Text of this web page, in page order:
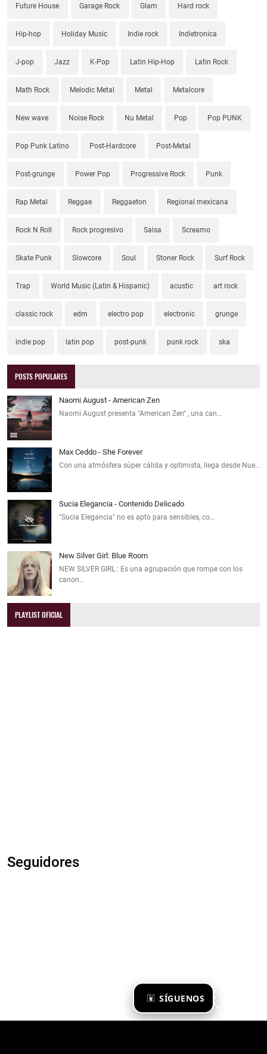
SÍGUENOS
Future House Garage Rock Glam Hard rock
Hip-hop Holiday Music Indie rock Indietronica
J-pop Jazz K-Pop Latin Hip-Hop Latin Rock
Math Rock Melodic Metal Metal Metalcore
New wave Noise Rock Nu Metal Pop Pop PUNK
Pop Punk Latino Post-Hardcore Post-Metal
Post-grunge Power Pop Progressive Rock Punk
Rap Metal Reggae Reggaeton Regional mexicana
Rock N Roll Rock progresivo Salsa Screamo
Skate Punk Slowcore Soul Stoner Rock Surf Rock
Trap World Music (Latin & Hispanic) acustic art rock
classic rock edm electro pop electronic grunge
indie pop latin pop post-punk punk rock ska
POSTS POPULARES
Naomi August - American Zen
Naomi August presenta "American Zen" , una can…
Max Ceddo - She Forever
Con una atmósfera súper cálida y optimista, llega desde Nue…
Sucia Elegancia - Contenido Delicado
"Sucia Elegancia" no es apto para sensibles, co…
New Silver Girl: Blue Room
NEW SILVER GIRL : Es una agrupación que rompe con los
canon…
PLAYLIST OFICIAL
Seguidores